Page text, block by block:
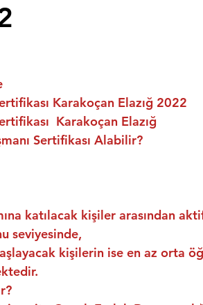
Karakoçan Elazığ 2022
Karakoçan Elazığ
Sertifikası Alabilir?
katılacak kişiler arasından
seviyesinde,
kişilerin ise en az orta